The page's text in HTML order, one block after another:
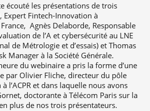
écouté les présentations de trois
Expert Fintech-Innovation à
France, Agnès Delaborde, Responsable
de l’A et cybersécurité au LNE
de Métrologie et d’essais) et Thomas
Manager à la Société Générale.
du webinaire a pris la forme d’une
par Olivier Fliche, directeur du pôle
l’ACPR et dans laquelle nous avons
doctorante à Télécom Paris sur la
plus de nos trois présentateurs.